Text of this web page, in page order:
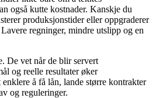
også kutte kostnader. Kanskje du
produksjonstider eller oppgraderer
regninger, mindre utslipp og en
De vet når de blir servert
og reelle resultater øker
å få lån, lande større kontrakter
og reguleringer.